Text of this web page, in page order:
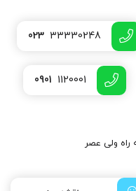
023 33330248
0901 1120001
ولی عصر